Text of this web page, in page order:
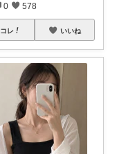
0 578
コレ いいね